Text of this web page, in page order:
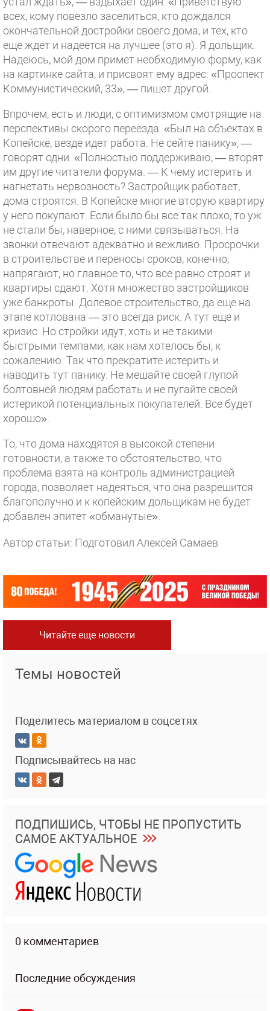
всех, кому повезло заселиться, кто дождался
окончательной достройки своего дома, и тех, кто
еще ждет и надеется на лучшее (это я). Я дольщик.
Надеюсь, мой дом примет необходимую форму, как
на картинке сайта, и присвоят ему адрес: «Проспект
Коммунистический, 33», — пишет другой.
Впрочем, есть и люди, с оптимизмом смотрящие на
перспективы скорого переезда. «Был на объектах в
Копейске, везде идет работа. Не сейте панику», —
говорят одни. «Полностью поддерживаю, — вторят
им другие читатели форума. — К чему истерить и
нагнетать нервозность? Застройщик работает,
дома строятся. В Копейске многие вторую квартиру
у него покупают. Если было бы все так плохо, то уж
не стали бы, наверное, с ними связываться. На
звонки отвечают адекватно и вежливо. Просрочки
в строительстве и переносы сроков, конечно,
напрягают, но главное то, что все равно строят и
квартиры сдают. Хотя множество застройщиков
уже банкроты. Долевое строительство, да еще на
этапе котлована — это всегда риск. А тут еще и
кризис. Но стройки идут, хоть и не такими
быстрыми темпами, как нам хотелось бы, к
сожалению. Так что прекратите истерить и
наводить тут панику. Не мешайте своей глупой
болтовней людям работать и не пугайте своей
истерикой потенциальных покупателей. Все будет
хорошо».
То, что дома находятся в высокой степени
готовности, а также то обстоятельство, что
проблема взята на контроль администрацией
города, позволяет надеяться, что она разрешится
благополучно и к копейским дольщикам не будет
добавлен эпитет «обманутые».
Автор статьи: Подготовил Алексей Самаев
Читайте еще новости
Темы новостей
Поделитесь материалом в соцсетях
Подписывайтесь на нас
ПОДПИШИСЬ, ЧТОБЫ НЕ ПРОПУСТИТЬ
САМОЕ АКТУАЛЬНОЕ
0 комментариев
Последние обсуждения